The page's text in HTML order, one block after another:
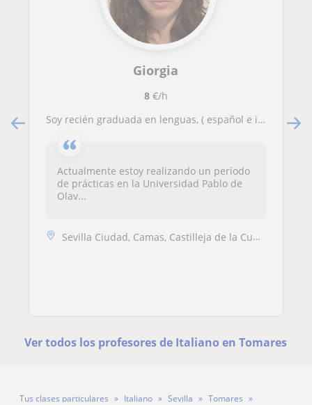
Giorgia
8€/h
Soy recién graduada en lenguas, ( español e inglés) con interés en la enseñanza del italiano como lengua extranjera.
Actualmente estoy realizando un período
de prácticas en la Universidad Pablo de
Olav...
Sevilla Ciudad, Camas, Castilleja de la Cuesta, Sevilla (Ciudad), Toma...
Ver todos los profesores de Italiano en Tomares
Tus clases particulares Italiano Sevilla
Tomares